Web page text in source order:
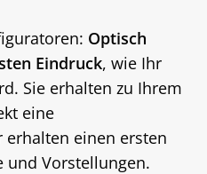
Optisch
Eindruck, wie Ihr
Sie erhalten zu Ihrem
eine
erhalten einen ersten
und Vorstellungen.